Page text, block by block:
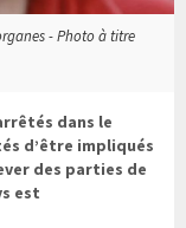
- Photo à titre
dans le
d’être impliqués
des parties de
est